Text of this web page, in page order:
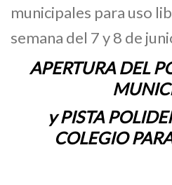
municipales para uso
semana del 7 y 8 de
APERTURA DEL
y PISTA
COLEGIO